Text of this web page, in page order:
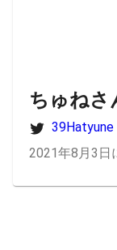
ちゅねさ
39Hatyune
2021年8月3日